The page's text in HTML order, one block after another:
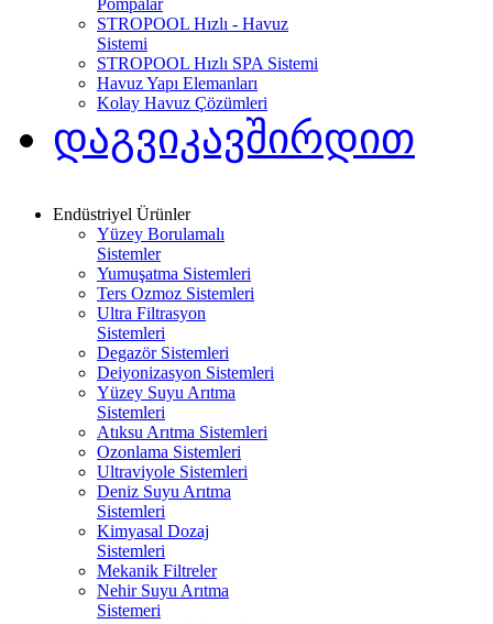
Pompalar
STROPOOL Hızlı - Havuz
Sistemi
STROPOOL Hızlı SPA Sistemi
Havuz Yapı Elemanları
Kolay Havuz Çözümleri
დაგვიკავშირდით
Endüstriyel Ürünler
Yüzey Borulamalı
Sistemler
Yumuşatma Sistemleri
Ters Ozmoz Sistemleri
Ultra Filtrasyon
Sistemleri
Degazör Sistemleri
Deiyonizasyon Sistemleri
Yüzey Suyu Arıtma
Sistemleri
Atıksu Arıtma Sistemleri
Ozonlama Sistemleri
Ultraviyole Sistemleri
Deniz Suyu Arıtma
Sistemleri
Kimyasal Dozaj
Sistemleri
Mekanik Filtreler
Nehir Suyu Arıtma
Sistemeri